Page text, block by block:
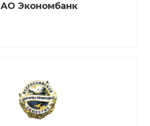
АО Экономбанк